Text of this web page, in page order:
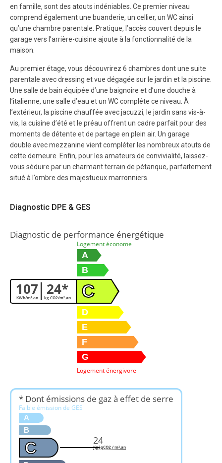
en famille, sont des atouts indéniables. Ce premier niveau
comprend également une buanderie, un cellier, un WC ainsi
qu’une chambre parentale. Pratique, l’accès couvert depuis le
garage vers l’arrière-cuisine ajoute à la fonctionnalité de la
maison.
Au premier étage, vous découvrirez 6 chambres dont une suite
parentale avec dressing et vue dégagée sur le jardin et la piscine.
Une salle de bain équipée d’une baignoire et d’une douche à
l’italienne, une salle d’eau et un WC compléte ce niveau. À
l’extérieur, la piscine chauffée avec jacuzzi, le jardin sans vis-à-
vis, la cuisine d’été et le préau offrent un cadre parfait pour des
moments de détente et de partage en plein air. Un garage
double avec mezzanine vient compléter les nombreux atouts de
cette demeure. Enfin, pour les amateurs de convivialité, laissez-
vous séduire par un charmant terrain de pétanque, parfaitement
situé à l’ombre des majestueux marronniers.
Diagnostic DPE & GES
Diagnostic de performance énergétique
107
KWh/m².an 24*
kg CO2/m².an
Logement économe
A
B
C
D
E
F
G
Logement énergivore
* Dont émissions de gaz à effet de serre
Faible émission de GES
A
B
C 24
KgéqCO2 / m².an